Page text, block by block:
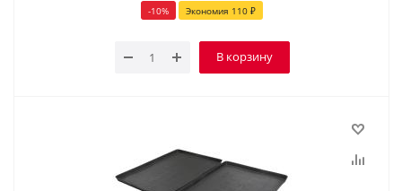
-10% Экономия 110 ₽
В корзину